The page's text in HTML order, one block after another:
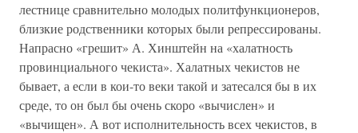
лестнице сравнительно молодых политфункционеров,
близкие родственники которых были репрессированы.
Напрасно «грешит» А. Хинштейн на «халатность
провинциального чекиста». Халатных чекистов не
бывает, а если в кои-то веки такой и затесался бы в их
среде, то он был бы очень скоро «вычислен» и
«вычищен». А вот исполнительность всех чекистов, в